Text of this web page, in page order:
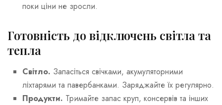
поки ціни не зросли.
Готовність до відключень світла та
тепла
Світло. Запасіться свічками, акумуляторними
ліхтарями та павербанками. Заряджайте їх регулярно.
Продукти. Тримайте запас круп, консервів та інших